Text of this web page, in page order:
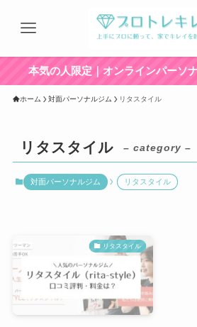
本気の人限定｜オンラインパーソ
ホーム 対面パーソナルジム リタスタイル
リタスタイル – category –
対面パーソナルジム リタスタイル
リタスタイル